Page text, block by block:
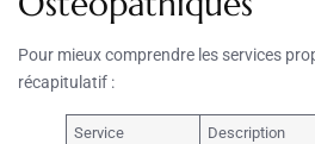
Pour mieux comprendre les services
récapitulatif :
Service Description